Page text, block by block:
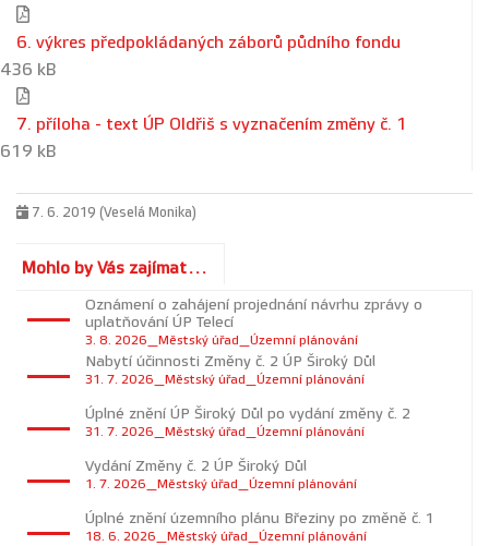
6. výkres předpokládaných záborů půdního fondu
436 kB
7. příloha - text ÚP Oldřiš s vyznačením změny č. 1
619 kB
7. 6. 2019 (Veselá Monika)
Mohlo by Vás zajímat...
Oznámení o zahájení projednání návrhu zprávy o
uplatňování ÚP Telecí
3. 8. 2026_Městský úřad_Územní plánování
Nabytí účinnosti Změny č. 2 ÚP Široký Důl
31. 7. 2026_Městský úřad_Územní plánování
Úplné znění ÚP Široký Důl po vydání změny č. 2
31. 7. 2026_Městský úřad_Územní plánování
Vydání Změny č. 2 ÚP Široký Důl
1. 7. 2026_Městský úřad_Územní plánování
Úplné znění územního plánu Březiny po změně č. 1
18. 6. 2026_Městský úřad_Územní plánování